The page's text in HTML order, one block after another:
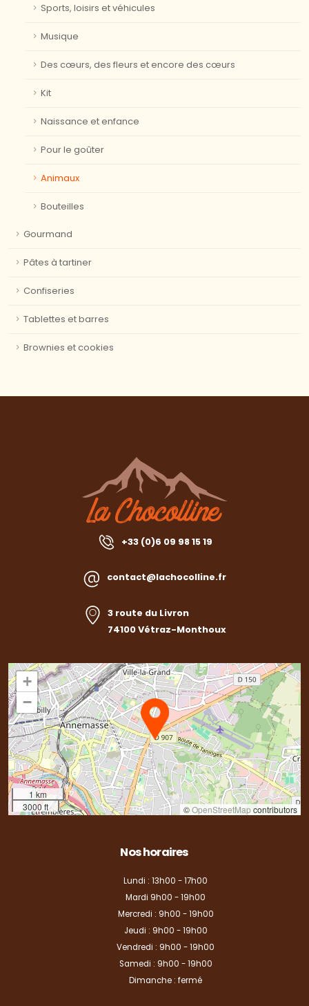
Sports, loisirs et véhicules
Musique
Des cœurs, des fleurs et encore des cœurs
Kit
Naissance et enfance
Pour le goûter
Animaux
Bouteilles
Gourmand
Pâtes à tartiner
Confiseries
Tablettes et barres
Brownies et cookies
+33 (0)6 09 98 15 19
contact@lachocolline.fr
3 route du Livron
74100 Vétraz-Monthoux
+
−
1 km
3000 ft
©OpenStreetMapcontributors
Nos horaires
Lundi : 13h00 - 17h00
Mardi 9h00 - 19h00
Mercredi : 9h00 - 19h00
Jeudi : 9h00 - 19h00
Vendredi : 9h00 - 19h00
Samedi : 9h00 - 19h00
Dimanche : fermé